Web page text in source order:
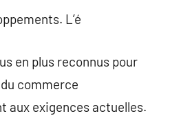
L’é
en plus reconnus pour
commerce
aux exigences actuelles.